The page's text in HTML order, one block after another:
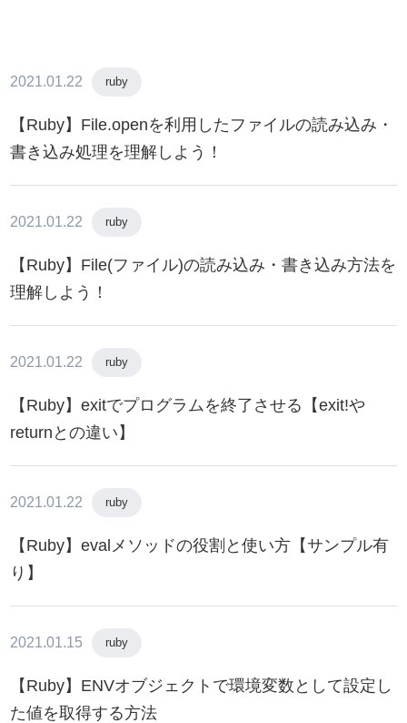
2021.01.22 ruby
【Ruby】File.openを利用したファイルの読み込み・
書き込み処理を理解しよう！
2021.01.22 ruby
【Ruby】File(ファイル)の読み込み・書き込み方法を
理解しよう！
2021.01.22 ruby
【Ruby】exitでプログラムを終了させる【exit!や
returnとの違い】
2021.01.22 ruby
【Ruby】evalメソッドの役割と使い方【サンプル有
り】
2021.01.15 ruby
【Ruby】ENVオブジェクトで環境変数として設定し
た値を取得する方法